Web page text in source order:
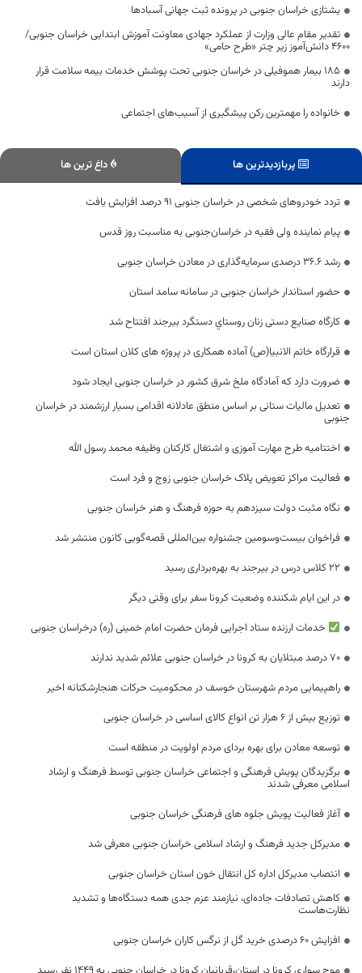
یشتازی خراسان جنوبی در پرونده ثبت جهانی آسبادها
تقدیر مقام عالی وزارت از عملکرد جهادی معاونت آموزش ابتدایی خراسان جنوبی/
۴۶۰۰ دانش‌آموز زیر چتر «طرح حامی»
۱۸۵ بیمار هموفیلی در خراسان جنوبی تحت پوشش خدمات بیمه سلامت قرار
دارند
خانواده را مهمترین رکن پیشگیری از آسیب‌های اجتماعی
پربازدیدترین ها داغ ترین ها
تردد خودروهای شخصی در خراسان جنوبی ۹۱ درصد افزایش یافت
پیام نماینده ولی فقیه در خراسان‌جنوبی به مناسبت روز قدس
رشد ۳۶.۶ درصدی سرمایه‌گذاری در معادن خراسان جنوبی
حضور استاندار خراسان جنوبی در سامانه سامد استان
کارگاه صنایع دستی زنان روستاي دستگرد بیرجند افتتاح شد
قرارگاه خاتم الانبیا(ص) آماده همکاری در پروژه های کلان استان است
ضرورت دارد که آمادگاه ملخ شرق کشور در خراسان جنوبی ایجاد شود
تعدیل مالیات ستانی بر اساس منطق عادلانه اقدامی بسیار ارزشمند در خراسان
جنوبی
اختتامیه طرح مهارت آموزی و اشتغال کارکنان وظیفه محمد رسول الله
فعالیت مراکز تعویض پلاک خراسان جنوبی زوج و فرد است
نگاه مثبت دولت سیزدهم به حوزه فرهنگ و هنر خراسان جنوبی
فراخوان بیست‌وسومین جشنواره بین‌المللی قصه‌گویی کانون منتشر شد
۲۲ کلاس درس در بیرجند به بهره‌برداری رسید
در این ایام شکننده وضعیت کرونا سفر برای وقتی دیگر
خدمات ارزنده ستاد اجرایی فرمان حضرت امام خمینی (ره) درخراسان جنوبی
۷۰ درصد مبتلایان به کرونا در خراسان جنوبی علائم شدید ندارند
راهپیمایی مردم شهرستان خوسف در محکومیت حرکات هنجارشکنانه اخیر
توزیع بیش از 6 هزار تن انواع کالای اساسی در خراسان جنوبی
توسعه معادن برای بهره بردای مردم اولویت در منطقه است
برگزیدگان پویش فرهنگی و اجتماعی خراسان جنوبی توسط فرهنگ و ارشاد
اسلامی معرفی شدند
آغاز فعالیت پویش جلوه های فرهنگی خراسان جنوبی
مدیرکل جدید فرهنگ و ارشاد اسلامی خراسان جنوبی معرفی شد
انتصاب مدیرکل اداره کل انتقال خون استان خراسان جنوبی
کاهش تصادفات جاده‌ای، نیازمند عزم جدی همه دستگاه‌ها و تشدید
نظارت‌هاست
افزایش ۶۰ درصدی خرید گل از نرگس کاران خراسان جنوبی